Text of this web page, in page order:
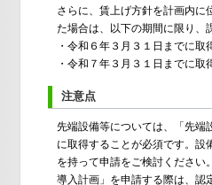
さらに、賃上げ方針を計画内に
た場合は、以下の期間に限り、
・令和６年３月３１日までに取
・令和７年３月３１日までに取
注意点
先端設備等については、「先端
に取得することが必須です。設
を持って申請をご検討ください
導入計画」を申請する際は、認